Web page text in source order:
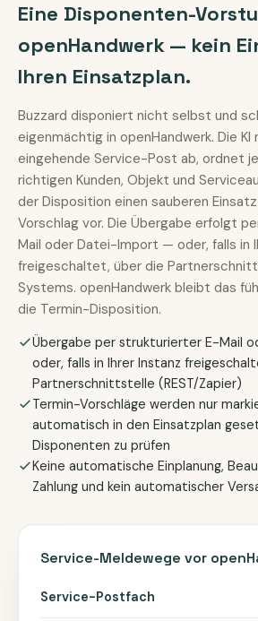
Eine Disponenten-
openHandwerk — kein
Ihren Einsatzplan.
Buzzard disponiert nicht selbst und
eigenmächtig in openHandwerk. Die KI
eingehende Service-Post ab, ordnet
richtigen Kunden, Objekt und
der Disposition einen sauberen
Vorschlag vor. Die Übergabe erfolgt
Mail oder Datei-Import — oder, falls in
freigeschaltet, über die
Systems. openHandwerk bleibt das
die Termin-Disposition.
Übergabe per strukturierter E-Mail
oder, falls in Ihrer Instanz
Partnerschnittstelle (REST/Zapier)
Termin-Vorschläge werden nur
automatisch in den Einsatzplan
Disponenten zu prüfen
Keine automatische Einplanung,
Zahlung und kein automatischer
Service-Meldewege vor
Service-Postfach